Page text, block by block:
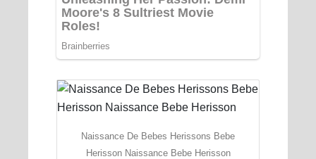
Naissance De Bebes Herissons Bebe
Herisson Naissance Bebe Herisson